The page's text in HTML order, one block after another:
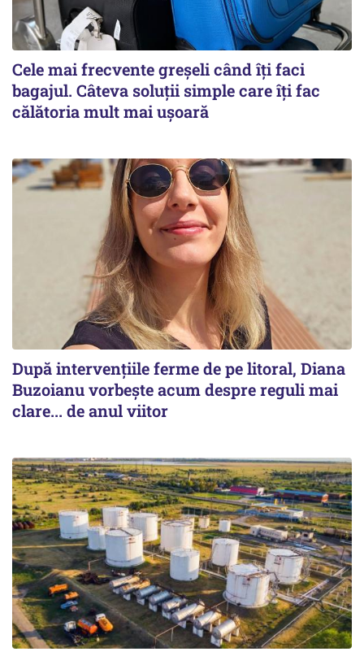
Cele mai frecvente greșeli când îți faci
bagajul. Câteva soluții simple care îți fac
călătoria mult mai ușoară
După intervențiile ferme de pe litoral, Diana
Buzoianu vorbește acum despre reguli mai
clare... de anul viitor